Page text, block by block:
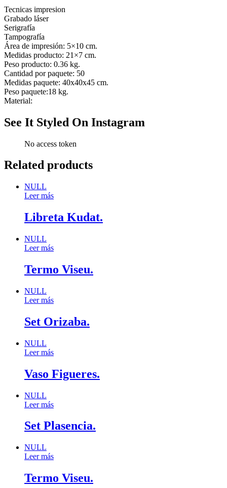
Tecnicas impresion
Grabado láser
Serigrafía
Tampografía
Área de impresión: 5×10 cm.
Medidas producto: 21×7 cm.
Peso producto: 0.36 kg.
Cantidad por paquete: 50
Medidas paquete: 40x40x45 cm.
Peso paquete:18 kg.
Material:
See It Styled On Instagram
No access token
Related products
NULL
Leer más
Libreta Kudat.
NULL
Leer más
Termo Viseu.
NULL
Leer más
Set Orizaba.
NULL
Leer más
Vaso Figueres.
NULL
Leer más
Set Plasencia.
NULL
Leer más
Termo Viseu.